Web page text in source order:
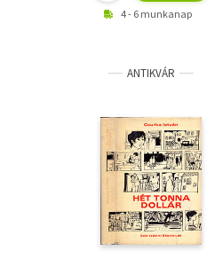
4 - 6 munkanap
ANTIKVÁR